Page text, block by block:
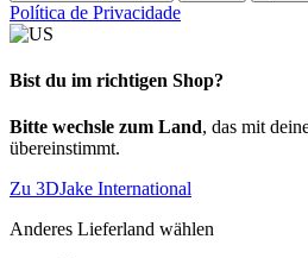
Política de Privacidade
Bist du im richtigen Shop?
Bitte wechsle zum Land, das mit
übereinstimmt.
Zu 3DJake International
Anderes Lieferland wählen